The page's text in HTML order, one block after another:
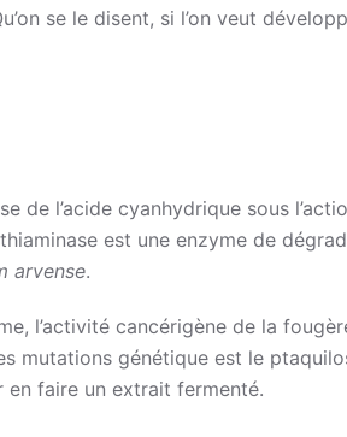
se le disent, si l’on veut
de l’acide cyanhydrique sous
est une enzyme de
arvense.
l’activité cancérigène de la
mutations génétique est le
faire un extrait fermenté.